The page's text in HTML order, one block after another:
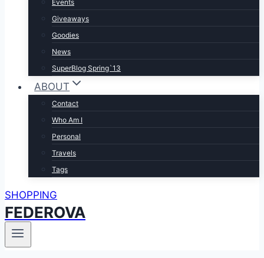
Events
Giveaways
Goodies
News
SuperBlog Spring`13
ABOUT
Contact
Who Am I
Personal
Travels
Tags
SHOPPING
FEDEROVA